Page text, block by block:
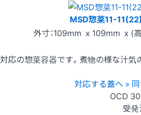
MSD惣菜11-
外寸：109mm x 109mm x (
の惣菜容器です。煮物の様な汁気
対応する蓋へ »
OCD
受